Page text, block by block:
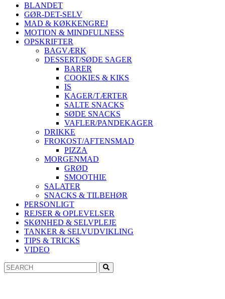
BLANDET
GØR-DET-SELV
MAD & KØKKENGREJ
MOTION & MINDFULNESS
OPSKRIFTER
BAGVÆRK
DESSERT/SØDE SAGER
BARER
COOKIES & KIKS
IS
KAGER/TÆRTER
SALTE SNACKS
SØDE SNACKS
VAFLER/PANDEKAGER
DRIKKE
FROKOST/AFTENSMAD
PIZZA
MORGENMAD
GRØD
SMOOTHIE
SALATER
SNACKS & TILBEHØR
PERSONLIGT
REJSER & OPLEVELSER
SKØNHED & SELVPLEJE
TANKER & SELVUDVIKLING
TIPS & TRICKS
VIDEO
Search
for: